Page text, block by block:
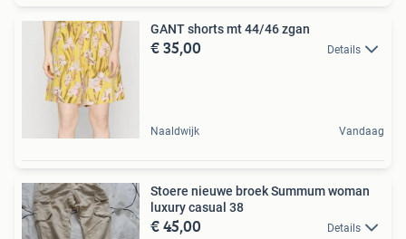
GANT shorts mt 44/46 zgan
€ 35,00 Details
Naaldwijk Vandaag
Stoere nieuwe broek Summum woman
luxury casual 38
€ 45,00 Details